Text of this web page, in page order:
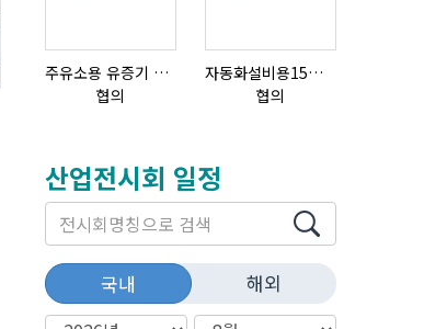
주유소용 유증기 회수장치, 유증기 회수장치, 방폭형, 방폭형 유증기 회수장치
협의
자동화설비용15ml자동주입기
협의
산업전시회 일정
국내 해외